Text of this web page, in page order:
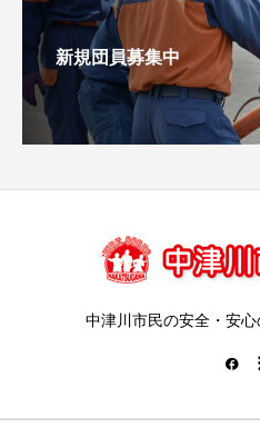
新規団員募集中
中津川市民の安全・安